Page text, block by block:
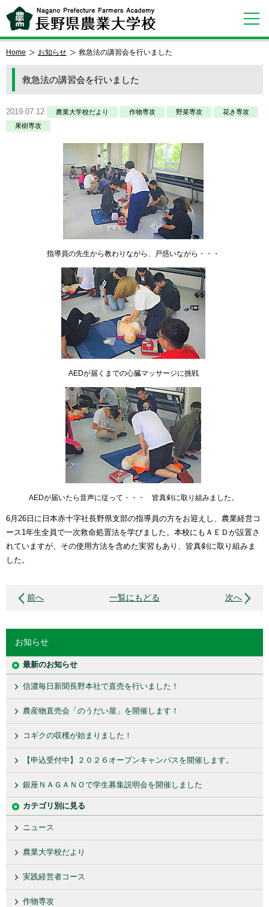
Home お知らせ 救急法の講習会を行いました
救急法の講習会を行いました
2019.07.12 農業大学校だより 作物専攻 野菜専攻
花き専攻
果樹専攻
指導員の先生から教わりながら、戸惑いながら・・・
AEDが届くまでの心臓マッサージに挑戦
AEDが届いたら音声に従って・・・ 皆真剣に取り組みました。
6月26日に日本赤十字社長野県支部の指導員の方をお迎えし、農業経営コ
ース1年生全員で一次救命処置法を学びました。本校にもＡＥＤが設置さ
れていますが、その使用方法を含めた実習もあり、皆真剣に取り組みま
した。
前へ 一覧にもどる 次へ
お知らせ
最新のお知らせ
信濃毎日新聞長野本社で直売を行いました！
農産物直売会「のうだい屋」を開催します！
コギクの収穫が始まりました！
【申込受付中】２０２６オープンキャンパスを開催します。
銀座ＮＡＧＡＮＯで学生募集説明会を開催しました
カテゴリ別に見る
ニュース
農業大学校だより
実践経営者コース
作物専攻